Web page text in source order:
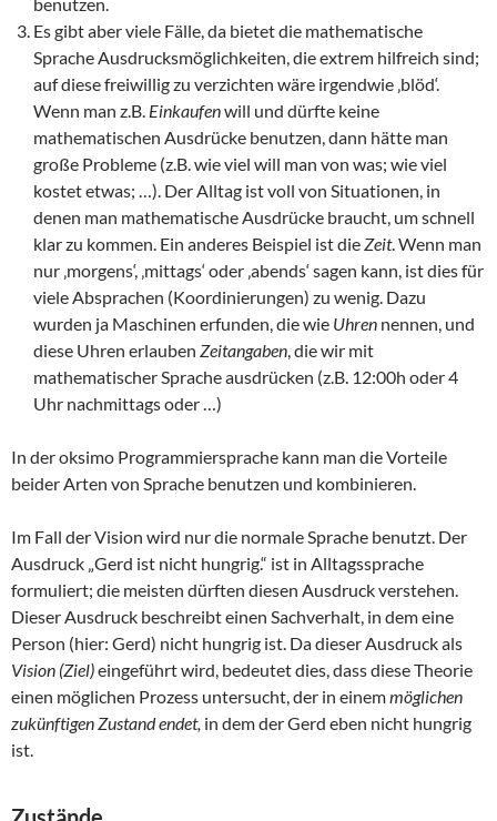
Es gibt aber viele Fälle, da bietet die mathematische
Sprache Ausdrucksmöglichkeiten, die extrem hilfreich sind;
auf diese freiwillig zu verzichten wäre irgendwie ‚blöd‘.
Wenn man z.B. Einkaufenwill und dürfte keine
mathematischen Ausdrücke benutzen, dann hätte man
große Probleme (z.B. wie viel will man von was; wie viel
kostet etwas; …). Der Alltag ist voll von Situationen, in
denen man mathematische Ausdrücke braucht, um schnell
klar zu kommen. Ein anderes Beispiel ist die Zeit. Wenn man
nur ‚morgens‘, ‚mittags‘ oder ‚abends‘ sagen kann, ist dies für
viele Absprachen (Koordinierungen) zu wenig. Dazu
wurden ja Maschinen erfunden, die wie Uhren nennen, und
diese Uhren erlauben Zeitangaben , die wir mit
mathematischer Sprache ausdrücken (z.B. 12:00h oder 4
Uhr nachmittags oder …)
In der oksimo Programmiersprache kann man die Vorteile
beider Arten von Sprache benutzen und kombinieren.
Im Fall der Vision wird nur die normale Sprache benutzt. Der
Ausdruck „Gerd ist nicht hungrig.“ ist in Alltagssprache
formuliert; die meisten dürften diesen Ausdruck verstehen.
Dieser Ausdruck beschreibt einen Sachverhalt, in dem eine
Person (hier: Gerd) nicht hungrig ist. Da dieser Ausdruck als
Vision (Ziel)eingeführt wird, bedeutet dies, dass diese Theorie
einen möglichen Prozess untersucht, der in einemmöglichen
zukünftigen Zustand endet, in dem der Gerd eben nicht hungrig
ist.